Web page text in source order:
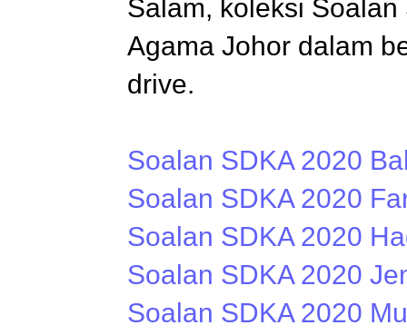
Salam, koleksi
Agama Johor dalam
drive.
Soalan SDKA 2020
Soalan SDKA 2020
Soalan SDKA 2020
Soalan SDKA 2020
Soalan SDKA 2020